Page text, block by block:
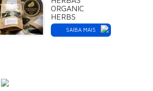
ORGANIC
HERBS
SAIBA MAIS